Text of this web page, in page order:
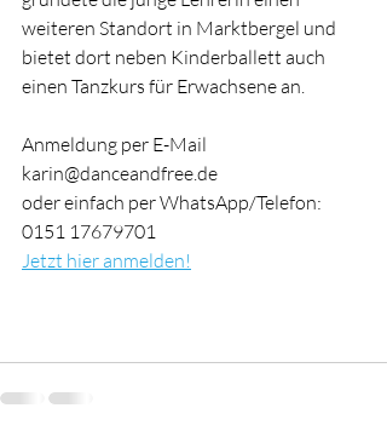
weiteren Standort in Marktbergel und
bietet dort neben Kinderballett auch
einen Tanzkurs für Erwachsene an.
Anmeldung per E-Mail
karin@danceandfree.de
oder einfach per WhatsApp/Telefon:
0151 17679701
Jetzt hier anmelden!